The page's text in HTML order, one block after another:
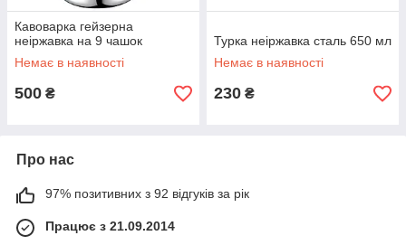
Кавоварка гейзерна
неіржавка на 9 чашок
Немає в наявності
500 ₴
Турка неіржавка сталь 650 мл
Немає в наявності
230 ₴
Про нас
97% позитивних з 92 відгуків за рік
Працює з 21.09.2014